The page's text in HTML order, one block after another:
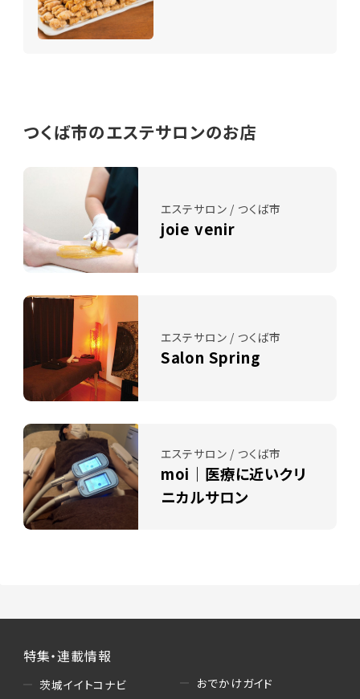
つくば市のエステサロンのお店
エステサロン / つくば市
joie venir
エステサロン / つくば市
Salon Spring
エステサロン / つくば市
moi｜医療に近いクリ
ニカルサロン
特集・連載情報
茨城イイトコナビ
おでかけガイド